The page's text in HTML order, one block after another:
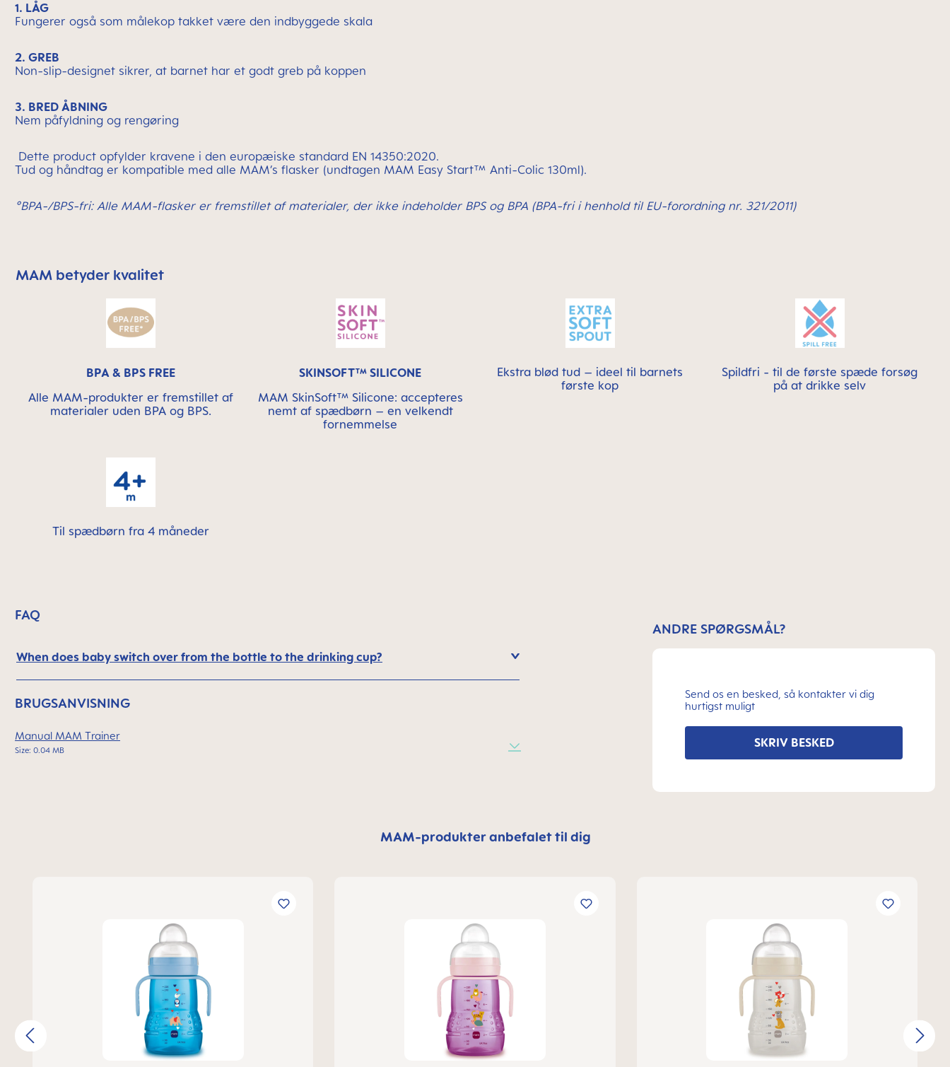
1. LÅG
Fungerer også som målekop takket være den indbyggede skala
2. GREB
Non-slip-designet sikrer, at barnet har et godt greb på koppen
3. BRED ÅBNING
Nem påfyldning og rengøring
Dette product opfylder kravene i den europæiske standard EN 14350:2020.
Tud og håndtag er kompatible med alle MAM’s flasker (undtagen MAM Easy Start™ Anti-Colic 130ml).
°BPA-/BPS-fri: Alle MAM-flasker er fremstillet af materialer, der ikke indeholder BPS og BPA (BPA-fri i henhold til EU-forordning nr. 321/2011)
Skip MAM Means Quality Icon Bar
MAM betyder kvalitet
BPA & BPS FREE
Alle MAM-produkter er fremstillet af
materialer uden BPA og BPS.
SKINSOFT™ SILICONE
MAM SkinSoft™ Silicone: accepteres
nemt af spædbørn – en velkendt
fornemmelse
Ekstra blød tud – ideel til barnets
første kop
Spildfri - til de første spæde forsøg
på at drikke selv
Til spædbørn fra 4 måneder
FAQ
When does baby switch over from the bottle to the drinking cup?
BRUGSANVISNING
Manual MAM Trainer
Size: 0.04 MB
ANDRE SPØRGSMÅL?
Send os en besked, så kontakter vi dig
hurtigst muligt
SKRIV BESKED
MAM-produkter anbefalet til dig